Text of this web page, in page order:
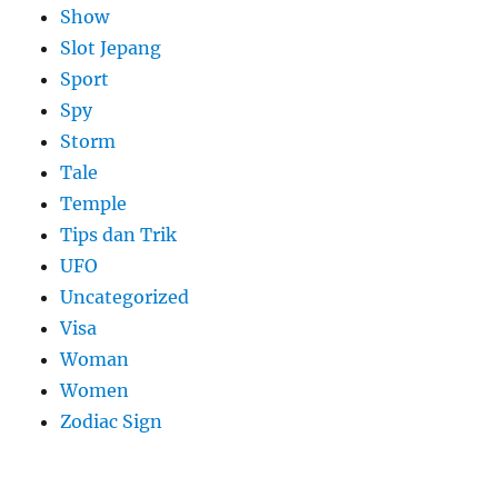
Show
Slot Jepang
Sport
Spy
Storm
Tale
Temple
Tips dan Trik
UFO
Uncategorized
Visa
Woman
Women
Zodiac Sign